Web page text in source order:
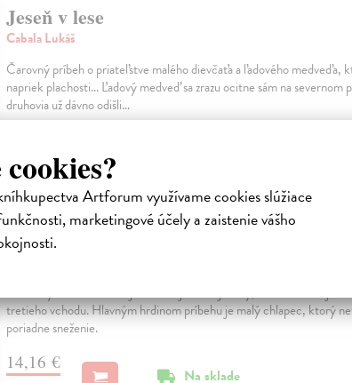
Artforum využívame cookies slúžiace
marketingové účely a zaistenie vášho
Jeseň v lese
Cabala Lukáš
Čarovný príbeh o priateľstve malého dievčaťa a ľadového medveďa,
napriek plachosti... Ľadový medveď sa zrazu ocitne sám na severnom
druhovia už dávno odišli…
11,90 € ?
Čakanie na sneh
tretieho vchodu. Hlavným hrdinom príbehu je malý chlapec, ktorý
poriadne sneženie.
14,16 €
Na sklade